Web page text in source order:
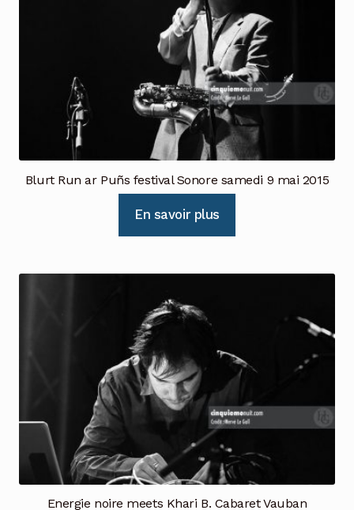
Blurt Run ar Puñs festival Sonore samedi 9 mai 2015
En savoir plus
Energie noire meets Khari B. Cabaret Vauban